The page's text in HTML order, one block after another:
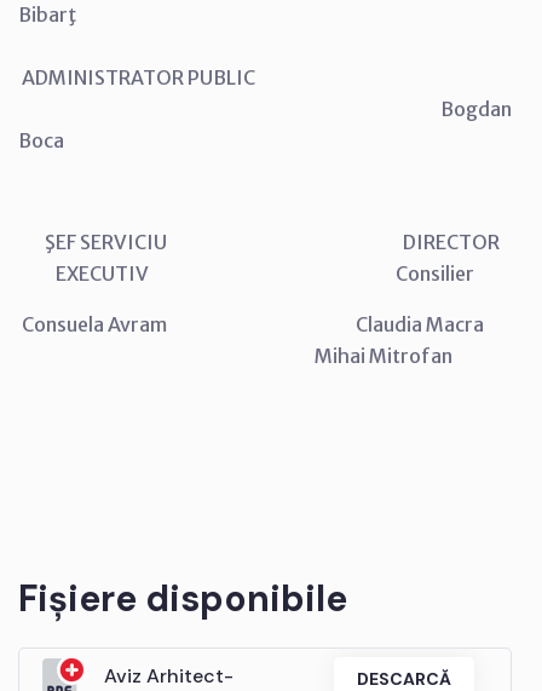
Bibarţ
ADMINISTRATOR PUBLIC
Bogdan
Boca
ŞEF SERVICIU DIRECTOR
EXECUTIV Consilier
Consuela Avram Claudia Macra
Mihai Mitrofan
Fișiere disponibile
Aviz Arhitect-
DESCARCĂ